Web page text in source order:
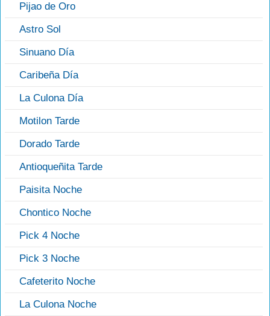
Pijao de Oro
Astro Sol
Sinuano Día
Caribeña Día
La Culona Día
Motilon Tarde
Dorado Tarde
Antioqueñita Tarde
Paisita Noche
Chontico Noche
Pick 4 Noche
Pick 3 Noche
Cafeterito Noche
La Culona Noche